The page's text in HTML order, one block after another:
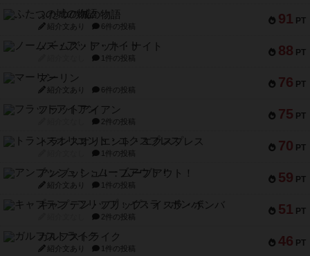
91 PT
ふたつの城の物語
紹介文あり 6件の投稿
88 PT
ノームズ・アット・ナイト
1件の投稿
76 PT
マーリン
紹介文あり 6件の投稿
75 PT
フラットアイアン
2件の投稿
70 PT
トランスオリエント・エクスプレス
1件の投稿
59 PT
アンブッシュ！：ムーブアウト！
紹介文あり 1件の投稿
51 PT
キャプテン・フリップ：イスラ・ボンバ
2件の投稿
46 PT
ガルフストライク
紹介文あり 1件の投稿